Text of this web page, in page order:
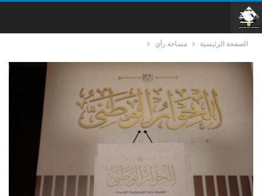
الصفحة الرئيسية مساحة رأي